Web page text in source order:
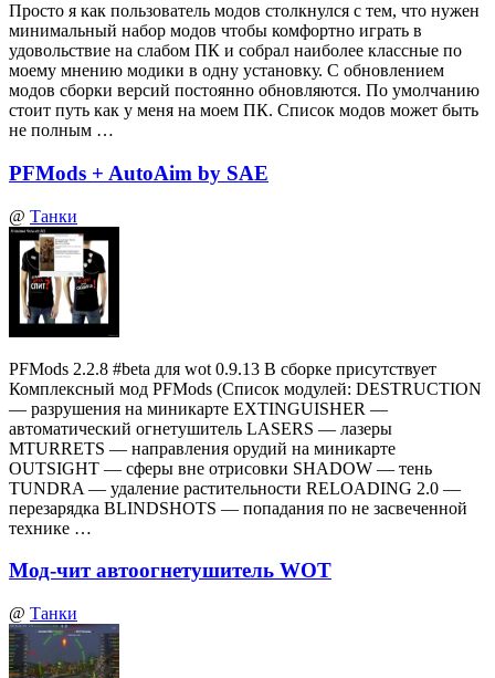
Просто я как пользователь модов столкнулся с тем, что нужен
минимальный набор модов чтобы комфортно играть в
удовольствие на слабом ПК и собрал наиболее классные по
моему мнению модики в одну установку. С обновлением
модов сборки версий постоянно обновляются. По умолчанию
стоит путь как у меня на моем ПК. Список модов может быть
не полным …
PFMods + AutoAim by SAE
@ Танки
PFMods 2.2.8 #beta для wot 0.9.13 В сборке присутствует
Комплексный мод PFMods (Список модулей: DESTRUCTION
— разрушения на миникарте EXTINGUISHER —
автоматический огнетушитель LASERS — лазеры
MTURRETS — направления орудий на миникарте
OUTSIGHT — сферы вне отрисовки SHADOW — тень
TUNDRA — удаление растительности RELOADING 2.0 —
перезарядка BLINDSHOTS — попадания по не засвеченной
технике …
Мод-чит автоогнетушитель WOT
@ Танки